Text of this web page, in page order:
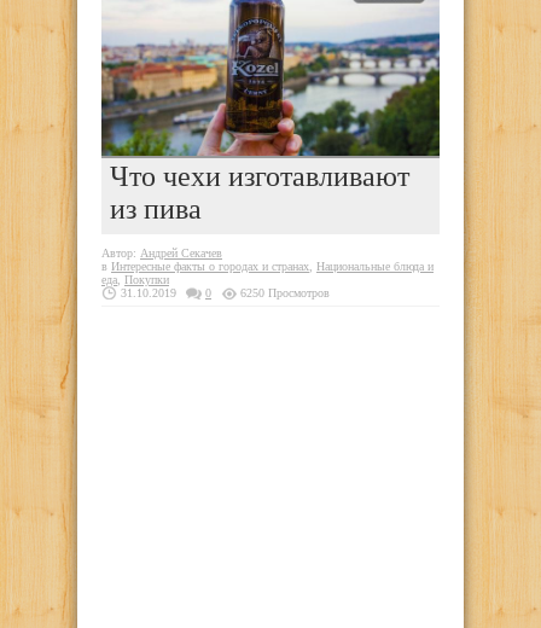
Что чехи изготавливают
из пива
Автор: Андрей Секачев
в Интересные факты о городах и странах Национальные блюда и
еда Покупки
31.10.2019
0 6250 Просмотров